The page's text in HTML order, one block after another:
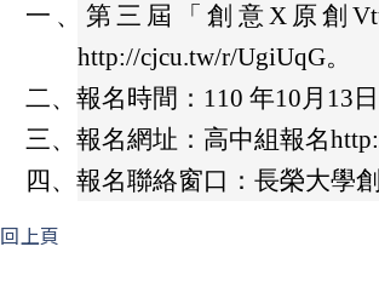
一、第三屆「創意X原創
http://cjcu.tw/r/UgiUqG。
二、報名時間：110 年10月13
三、報名網址：高中組報名
四、報名聯絡窗口：長榮大學
回上頁